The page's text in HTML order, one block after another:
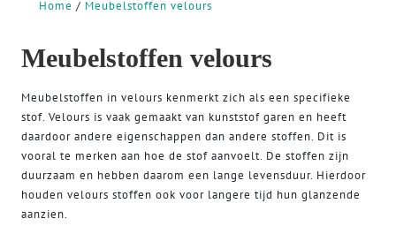
Home Meubelstoffen velours
Meubelstoffen velours
Meubelstoffen in velours kenmerkt zich als een specifieke
stof. Velours is vaak gemaakt van kunststof garen en heeft
daardoor andere eigenschappen dan andere stoffen. Dit is
vooral te merken aan hoe de stof aanvoelt. De stoffen zijn
duurzaam en hebben daarom een lange levensduur. Hierdoor
houden velours stoffen ook voor langere tijd hun glanzende
aanzien.